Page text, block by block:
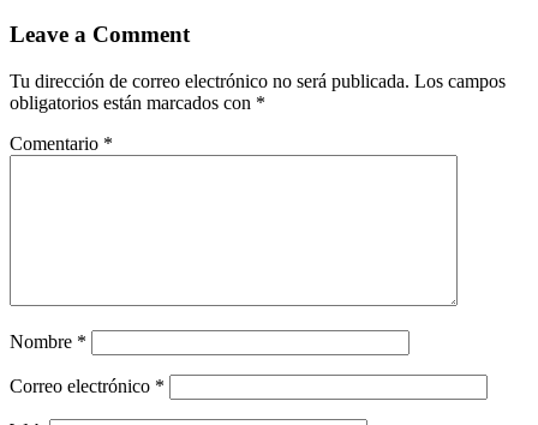
Leave a Comment
Tu dirección de correo electrónico no será publicada. Los campos
obligatorios están marcados con *
Comentario *
Nombre *
Correo electrónico *